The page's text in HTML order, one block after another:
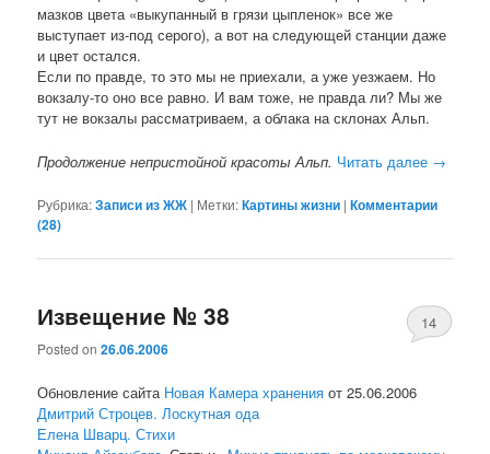
мазков цвета «выкупанный в грязи цыпленок» все же
выступает из-под серого), а вот на следующей станции даже
и цвет остался.
Если по правде, то это мы не приехали, а уже уезжаем. Но
вокзалу-то оно все равно. И вам тоже, не правда ли? Мы же
тут не вокзалы рассматриваем, а облака на склонах Альп.
Продолжение непристойной красоты Альп. Читать далее →
Рубрика:Записи из ЖЖ | Метки:Картины жизни |Комментарии
(28)
Извещение № 38
Posted on26.06.2006
14
Обновление сайта Новая Камера хранения от 25.06.2006
Дмитрий Строцев. Лоскутная ода
Елена Шварц. Стихи